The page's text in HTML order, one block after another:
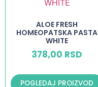
ALOE FRESH
HOMEOPATSKA PASTA
WHITE
378,00 RSD
POGLEDAJ PROIZVOD